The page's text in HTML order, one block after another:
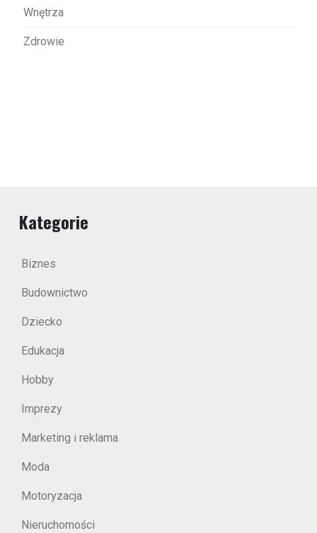
Wnętrza
Zdrowie
Kategorie
Biznes
Budownictwo
Dziecko
Edukacja
Hobby
Imprezy
Marketing i reklama
Moda
Motoryzacja
Nieruchomości